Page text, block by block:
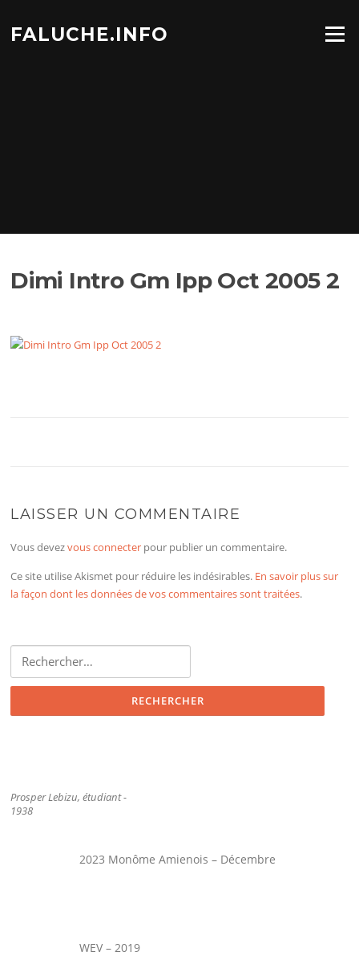
contenu
FALUCHE.INFO Menu
Dimi Intro Gm Ipp Oct 2005 2
LAISSER UN COMMENTAIRE
Vous devezvous connecter pour publier un commentaire.
Ce site utilise Akismet pour réduire les indésirables. En savoir plus sur
la façon dont les données de vos commentaires sont traitées.
Rechercher :
Prosper Lebizu, étudiant -
1938
2023 Monôme Amienois – Décembre
WEV – 2019